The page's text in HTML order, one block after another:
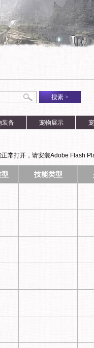
搜素 >
装备 宠物展示
常打开，请安装Adobe Flash
技能类型